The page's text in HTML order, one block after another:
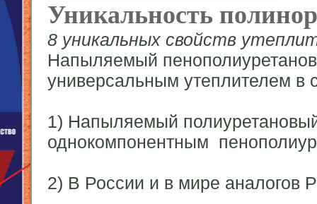
Уникальность полинор
8 уникальных свойств
Напыляемый
универсальным утеплителем в
1) Напыляемый
однокомпонентным
2) В Росcии и в мире аналогов